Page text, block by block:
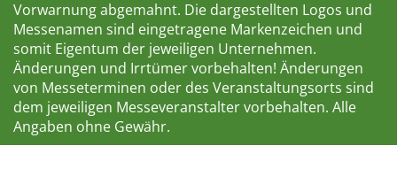
Vorwarnung abgemahnt. Die dargestellten Logos und
Messenamen sind eingetragene Markenzeichen und
somit Eigentum der jeweiligen Unternehmen.
Änderungen und Irrtümer vorbehalten! Änderungen
von Messeterminen oder des Veranstaltungsorts sind
dem jeweiligen Messeveranstalter vorbehalten. Alle
Angaben ohne Gewähr.